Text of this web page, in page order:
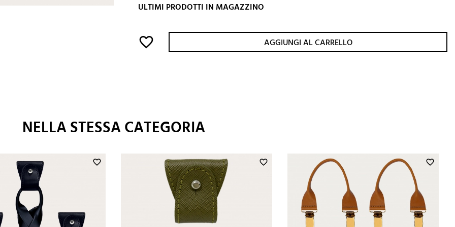
ULTIMI PRODOTTI IN MAGAZZINO
favorite_border AGGIUNGI AL CARRELLO
NELLA STESSA CATEGORIA
favorite_border favorite_border favorite_border